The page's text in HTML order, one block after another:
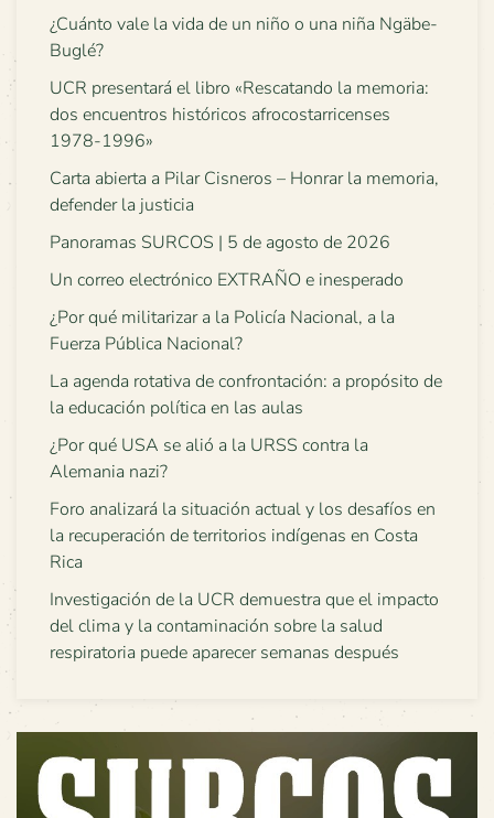
¿Cuánto vale la vida de un niño o una niña Ngäbe-
Buglé?
UCR presentará el libro «Rescatando la memoria:
dos encuentros históricos afrocostarricenses
1978-1996»
Carta abierta a Pilar Cisneros – Honrar la memoria,
defender la justicia
Panoramas SURCOS | 5 de agosto de 2026
Un correo electrónico EXTRAÑO e inesperado
¿Por qué militarizar a la Policía Nacional, a la
Fuerza Pública Nacional?
La agenda rotativa de confrontación: a propósito de
la educación política en las aulas
¿Por qué USA se alió a la URSS contra la
Alemania nazi?
Foro analizará la situación actual y los desafíos en
la recuperación de territorios indígenas en Costa
Rica
Investigación de la UCR demuestra que el impacto
del clima y la contaminación sobre la salud
respiratoria puede aparecer semanas después